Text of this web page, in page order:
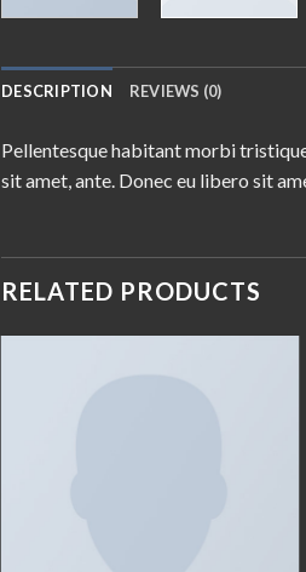
DESCRIPTION REVIEWS (0)
Pellentesque habitant morbi
sit amet, ante. Donec eu libero sit
RELATED PRODUCTS